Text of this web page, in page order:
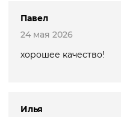
Павел
24 мая 2026
хорошее качество!
Илья